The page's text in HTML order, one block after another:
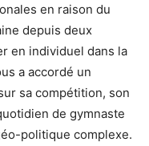
en raison du
depuis deux
en individuel dans la
a accordé un
sa compétition, son
de gymnaste
politique complexe.